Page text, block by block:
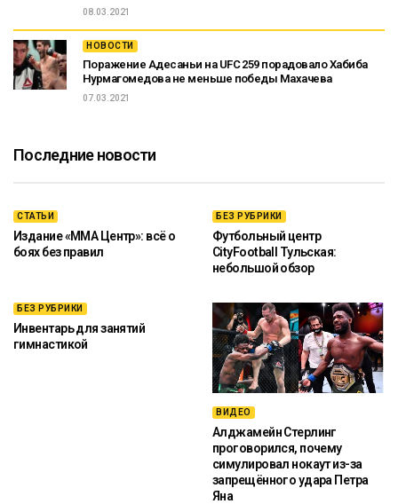
08.03.2021
НОВОСТИ
Поражение Адесаньи на UFC 259 порадовало Хабиба
Нурмагомедова не меньше победы Махачева
07.03.2021
Последние новости
СТАТЬИ
Издание «ММА Центр»: всё о
боях без правил
БЕЗ РУБРИКИ
Футбольный центр
CityFootball Тульская:
небольшой обзор
БЕЗ РУБРИКИ
Инвентарь для занятий
гимнастикой
ВИДЕО
Алджамейн Стерлинг
проговорился, почему
симулировал нокаут из-за
запрещённого удара Петра
Яна